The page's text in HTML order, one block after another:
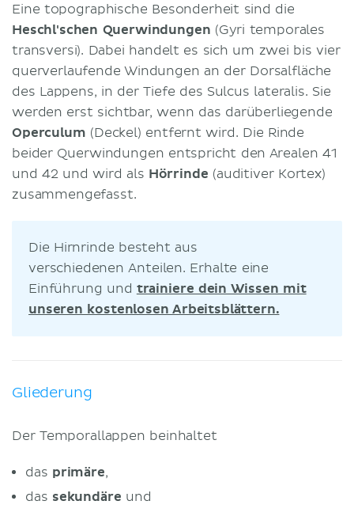
Eine topographische Besonderheit sind die
Heschl'schen Querwindungen (Gyri temporales
transversi). Dabei handelt es sich um zwei bis vier
querverlaufende Windungen an der Dorsalfläche
des Lappens, in der Tiefe des Sulcus lateralis. Sie
werden erst sichtbar, wenn das darüberliegende
Operculum (Deckel) entfernt wird. Die Rinde
beider Querwindungen entspricht den Arealen 41
und 42 und wird als Hörrinde (auditiver Kortex)
zusammengefasst.
Die Hirnrinde besteht aus
verschiedenen Anteilen. Erhalte eine
Einführung und trainiere dein Wissen mit
unseren kostenlosen Arbeitsblättern.
Gliederung
Der Temporallappen beinhaltet
das primäre,
das sekundäre und